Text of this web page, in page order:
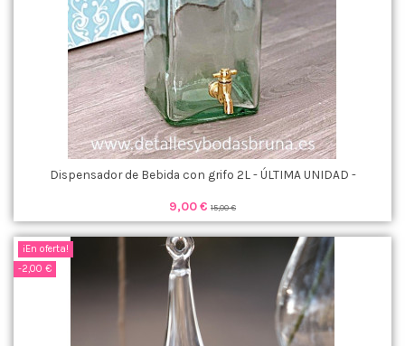
Dispensador de Bebida con grifo 2L - ÚLTIMA UNIDAD -
9,00 € 15,00 €
¡En oferta!
-2,00 €